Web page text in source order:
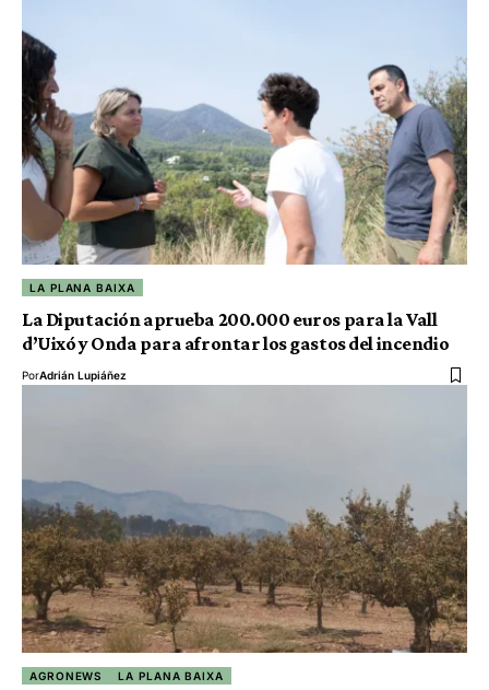
LA PLANA BAIXA
La Diputación aprueba 200.000 euros para la Vall
d’Uixó y Onda para afrontar los gastos del incendio
PorAdrián Lupiáñez
AGRONEWS LA PLANA BAIXA